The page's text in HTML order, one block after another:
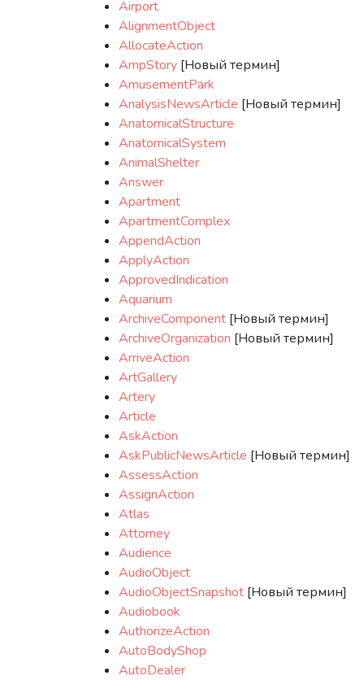
Airport
AlignmentObject
AllocateAction
AmpStory [Новый термин]
AmusementPark
AnalysisNewsArticle [Новый термин]
AnatomicalStructure
AnatomicalSystem
AnimalShelter
Answer
Apartment
ApartmentComplex
AppendAction
ApplyAction
ApprovedIndication
Aquarium
ArchiveComponent [Новый термин]
ArchiveOrganization [Новый термин]
ArriveAction
ArtGallery
Artery
Article
AskAction
AskPublicNewsArticle [Новый термин]
AssessAction
AssignAction
Atlas
Attorney
Audience
AudioObject
AudioObjectSnapshot [Новый термин]
Audiobook
AuthorizeAction
AutoBodyShop
AutoDealer